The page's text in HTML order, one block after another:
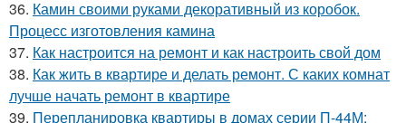
36. Камин своими руками декоративный из коробок.
Процесс изготовления камина
37. Как настроится на ремонт и как настроить свой дом
38. Как жить в квартире и делать ремонт. С каких комнат
лучше начать ремонт в квартире
39. Перепланировка квартиры в домах серии П-44М: